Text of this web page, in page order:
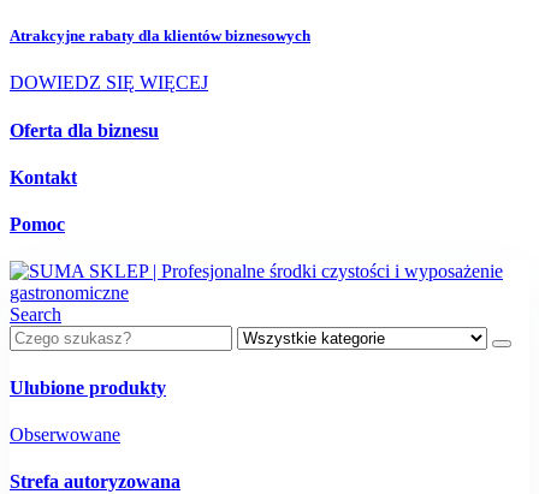
Atrakcyjne rabaty dla klientów biznesowych
DOWIEDZ SIĘ WIĘCEJ
Oferta dla biznesu
Kontakt
Pomoc
Search
Ulubione produkty
Obserwowane
Strefa autoryzowana